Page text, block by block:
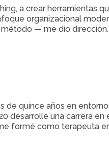
a crear herramientas
organizacional
método — me dio dirección.
de quince años en
desarrollé una carrera
formé como terapeuta